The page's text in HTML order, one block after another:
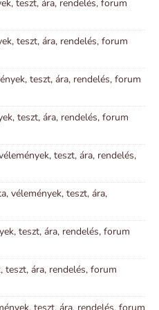
teszt, ára, rendelés, forum
teszt, ára, rendelés, forum
teszt, ára, rendelés, forum
teszt, ára, rendelés, forum
teszt, ára, rendelés,
vélemények, teszt, ára,
teszt, ára, rendelés, forum
teszt, ára, rendelés, forum